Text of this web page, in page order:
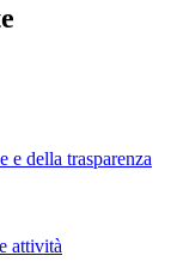
e della trasparenza
attività